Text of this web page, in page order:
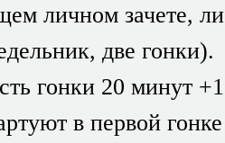
личном зачете,
две гонки).
гонки 20 минут
в первой